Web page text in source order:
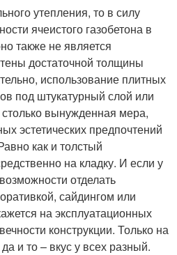
утепления, то в силу
ячеистого газобетона в
также не является
достаточной толщины
использование плитных
под штукатурный слой или
вынужденная мера,
эстетических предпочтений
как и толстый
на кладку. И если у
отделать
сайдингом или
на эксплуатационных
конструкции. Только на
и то – вкус у всех разный.